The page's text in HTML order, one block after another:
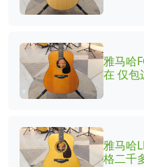
雅马哈
在 仅包
雅马哈
格二千